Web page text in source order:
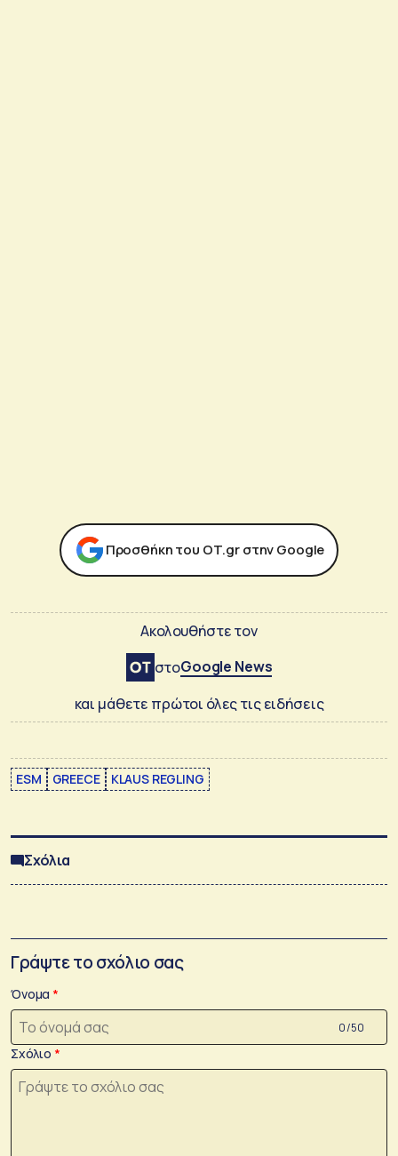
Προσθήκη του ΟΤ.gr στην Google
Ακολουθήστε τον
στοGoogle News
και μάθετε πρώτοι όλες τις ειδήσεις
ESM GREECE KLAUS REGLING
Σχόλια
Γράψτε το σχόλιο σας
Όνομα
0 /50
Σχόλιο